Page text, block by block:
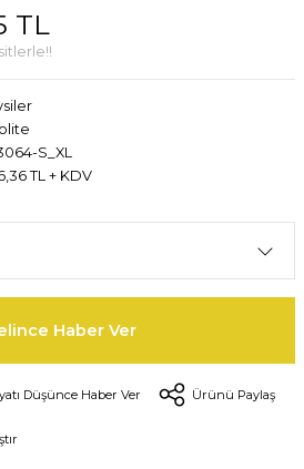
TL
S_XL
TL + KDV
Haber Ver
Düşünce Haber Ver Ürünü Paylaş